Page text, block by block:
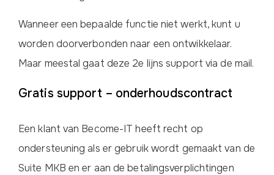
Wanneer een bepaalde functie niet werkt, kunt u
worden doorverbonden naar een ontwikkelaar.
Maar meestal gaat deze 2e lijns support via de mail.
Gratis support – onderhoudscontract
Een klant van Become-IT heeft recht op
ondersteuning als er gebruik wordt gemaakt van de
Suite MKB en er aan de betalingsverplichtingen